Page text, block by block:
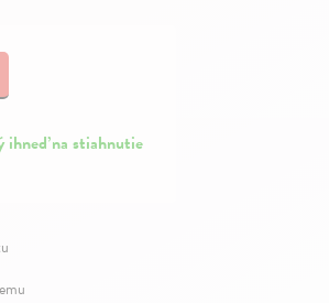
ihneď na stiahnutie